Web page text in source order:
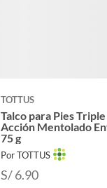
TOTTUS
Talco para Pies Triple
Acción Mentolado
75 g
Por TOTTUS
S/ 6.90